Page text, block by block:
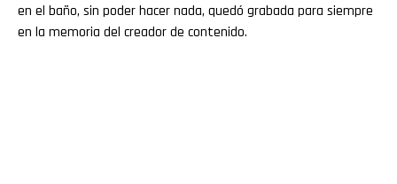
en el baño, sin poder hacer nada, quedó grabada para siempre
en la memoria del creador de contenido.